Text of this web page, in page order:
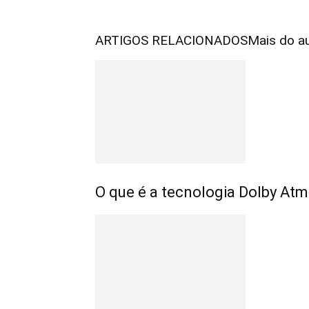
ARTIGOS RELACIONADOSMais do
O que é a tecnologia Dolby